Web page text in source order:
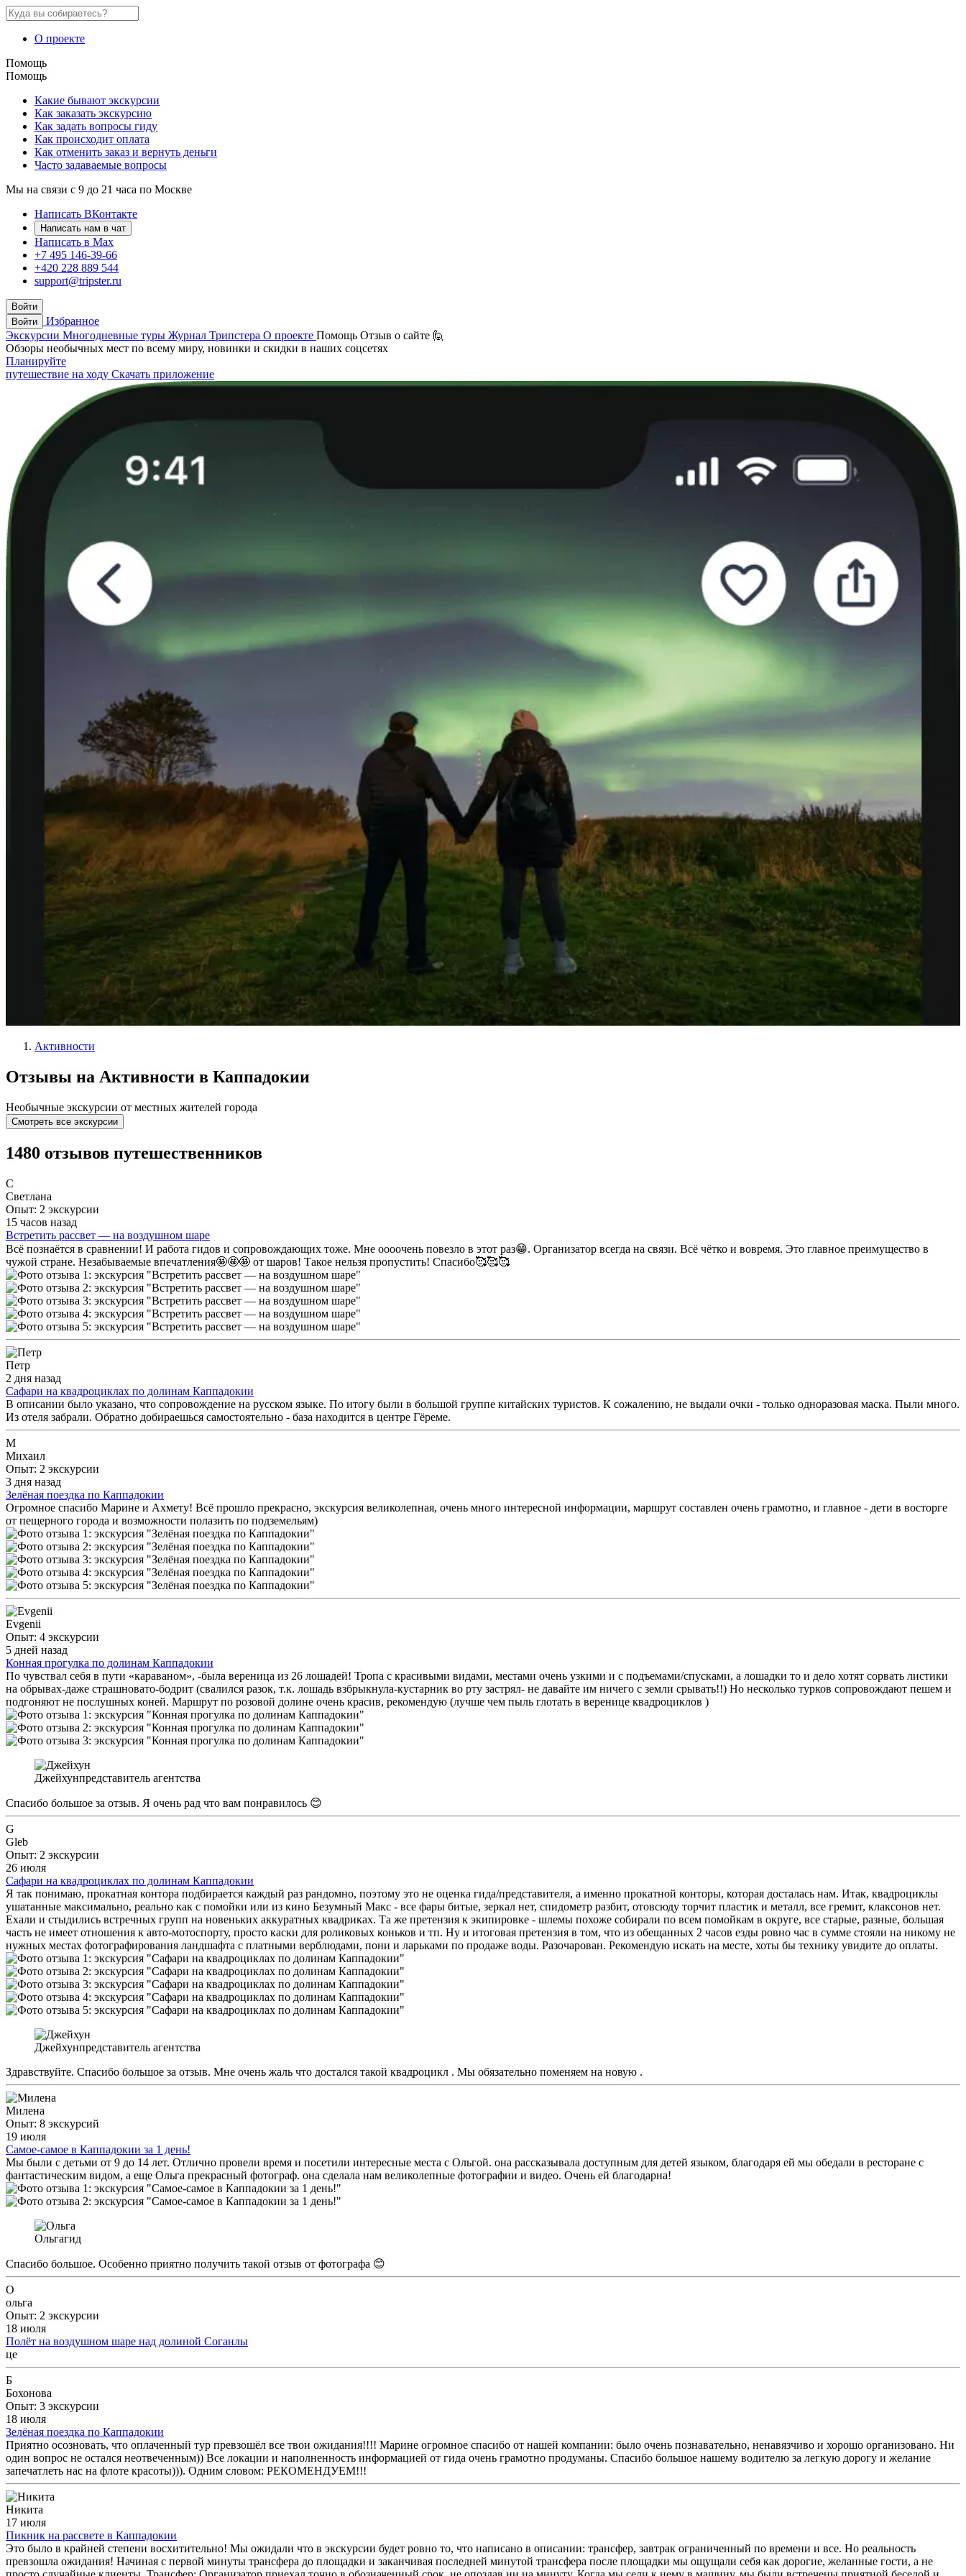
О проекте
Помощь
Помощь
Какие бывают экскурсии
Как заказать экскурсию
Как задать вопросы гиду
Как происходит оплата
Как отменить заказ и вернуть деньги
Часто задаваемые вопросы
Мы на связи с 9 до 21 часа по Москве
Написать ВКонтакте
Написать нам в чат
Написать в Max
+7 495 146-39-66
+420 228 889 544
support@tripster.ru
Войти
Войти
Избранное
Экскурсии Многодневные туры Журнал Трипстера О проекте Помощь Отзыв о сайте 🙋
Обзоры необычных мест по всему миру, новинки и скидки в наших соцсетях
Планируйте
путешествие на ходу Скачать приложение
Активности
Отзывы на Активности в Каппадокии
Необычные экскурсии от местных жителей города
Смотреть все экскурсии
1480 отзывов путешественников
С
Светлана
Опыт: 2 экскурсии
15 часов назад
Встретить рассвет — на воздушном шаре
Всё познаётся в сравнении! И работа гидов и сопровождающих тоже. Мне оооочень повезло в этот раз😁. Организатор всегда на связи. Всё чётко и вовремя. Это главное преимущество в
чужой стране. Незабываемые впечатления🤩🤩🤩 от шаров! Такое нельзя пропустить! Спасибо🥰🥰🥰
Петр
2 дня назад
Сафари на квадроциклах по долинам Каппадокии
В описании было указано, что сопровождение на русском языке. По итогу были в большой группе китайских туристов. К сожалению, не выдали очки - только одноразовая маска. Пыли много.
Из отеля забрали. Обратно добираешься самостоятельно - база находится в центре Гёреме.
М
Михаил
Опыт: 2 экскурсии
3 дня назад
Зелёная поездка по Каппадокии
Огромное спасибо Марине и Ахмету! Всё прошло прекрасно, экскурсия великолепная, очень много интересной информации, маршрут составлен очень грамотно, и главное - дети в восторге
от пещерного города и возможности полазить по подземельям)
Evgenii
Опыт: 4 экскурсии
5 дней назад
Конная прогулка по долинам Каппадокии
По чувствал себя в пути «караваном», -была вереница из 26 лошадей! Тропа с красивыми видами, местами очень узкими и с подъемами/спусками, а лошадки то и дело хотят сорвать листики
на обрывах-даже страшновато-бодрит (свалился разок, т.к. лошадь взбрыкнула-кустарник во рту застрял- не давайте им ничего с земли срывать!!) Но несколько турков сопровождают пешем и
подгоняют не послушных коней. Маршрут по розовой долине очень красив, рекомендую (лучше чем пыль глотать в веренице квадроциклов )
Джейхунпредставитель агентства
Спасибо большое за отзыв. Я очень рад что вам понравилось 😊
G
Gleb
Опыт: 2 экскурсии
26 июля
Сафари на квадроциклах по долинам Каппадокии
Я так понимаю, прокатная контора подбирается каждый раз рандомно, поэтому это не оценка гида/представителя, а именно прокатной конторы, которая досталась нам. Итак, квадроциклы
ушатанные максимально, реально как с помойки или из кино Безумный Макс - все фары битые, зеркал нет, спидометр разбит, отовсюду торчит пластик и металл, все гремит, клаксонов нет.
Ехали и стыдились встречных групп на новеньких аккуратных квадриках. Та же претензия к экипировке - шлемы похоже собирали по всем помойкам в округе, все старые, разные, большая
часть не имеет отношения к авто-мотоспорту, просто каски для роликовых коньков и тп. Ну и итоговая претензия в том, что из обещанных 2 часов езды ровно час в сумме стояли на никому не
нужных местах фотографирования ландшафта с платными верблюдами, пони и ларьками по продаже воды. Разочарован. Рекомендую искать на месте, хоты бы технику увидите до оплаты.
Джейхунпредставитель агентства
Здравствуйте. Спасибо большое за отзыв. Мне очень жаль что достался такой квадроцикл . Мы обязательно поменяем на новую .
Милена
Опыт: 8 экскурсий
19 июля
Самое-самое в Каппадокии за 1 день!
Мы были с детьми от 9 до 14 лет. Отлично провели время и посетили интересные места с Ольгой. она рассказывала доступным для детей языком, благодаря ей мы обедали в ресторане с
фантастическим видом, а еще Ольга прекрасный фотограф. она сделала нам великолепные фотографии и видео. Очень ей благодарна!
Ольгагид
Спасибо большое. Особенно приятно получить такой отзыв от фотографа 😊
О
ольга
Опыт: 2 экскурсии
18 июля
Полёт на воздушном шаре над долиной Соганлы
це
Б
Бохонова
Опыт: 3 экскурсии
18 июля
Зелёная поездка по Каппадокии
Приятно осозновать, что оплаченный тур превзошёл все твои ожидания!!!! Марине огромное спасибо от нашей компании: было очень познавательно, ненавязчиво и хорошо организовано. Ни
один вопрос не остался неотвеченным)) Все локации и наполненность информацией от гида очень грамотно продуманы. Спасибо большое нашему водителю за легкую дорогу и желание
запечатлеть нас на флоте красоты))). Одним словом: РЕКОМЕНДУЕМ!!!
Никита
17 июля
Пикник на рассвете в Каппадокии
Это было в крайней степени восхитительно! Мы ожидали что в экскурсии будет ровно то, что написано в описании: трансфер, завтрак ограниченный по времени и все. Но реальность
превзошла ожидания! Начиная с первой минуты трансфера до площадки и заканчивая последней минутой трансфера после площадки мы ощущали себя как дорогие, желанные гости, а не